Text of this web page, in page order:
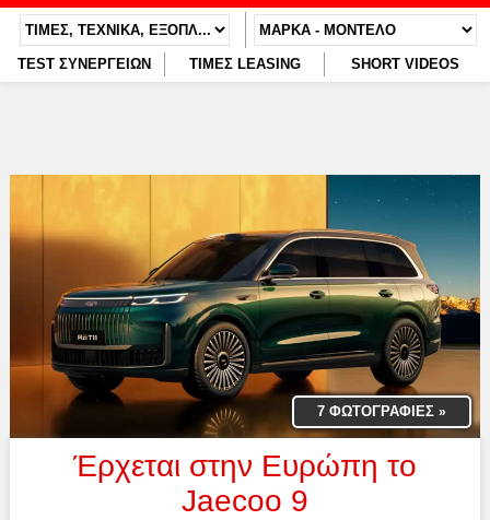
TEST ΣΥΝΕΡΓΕΙΩΝ ΤΙΜΕΣ LEASING SHORT VIDEOS
7 ΦΩΤΟΓΡΑΦΙΕΣ »
Έρχεται στην Ευρώπη το
Jaecoo 9